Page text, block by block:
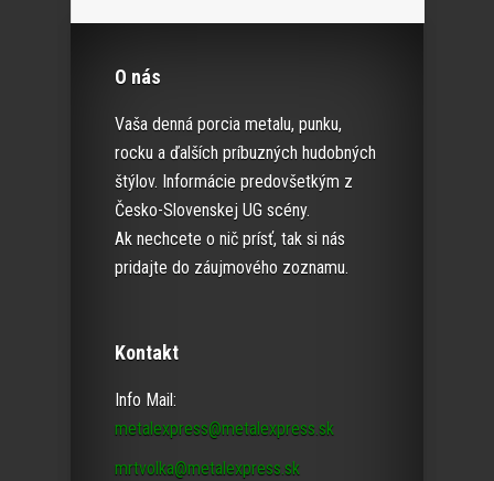
O nás
Vaša denná porcia metalu, punku,
rocku a ďalších príbuzných hudobných
štýlov. Informácie predovšetkým z
Česko-Slovenskej UG scény.
Ak nechcete o nič prísť, tak si nás
pridajte do záujmového zoznamu.
Kontakt
Info Mail:
metalexpress@metalexpress.sk
mrtvolka@metalexpress.sk